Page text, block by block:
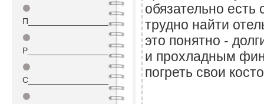
⚫
П_________________
⚫
Р_________________
⚫
С_________________
⚫
обязательно есть
трудно найти
это понятно -
и прохладным
погреть свои